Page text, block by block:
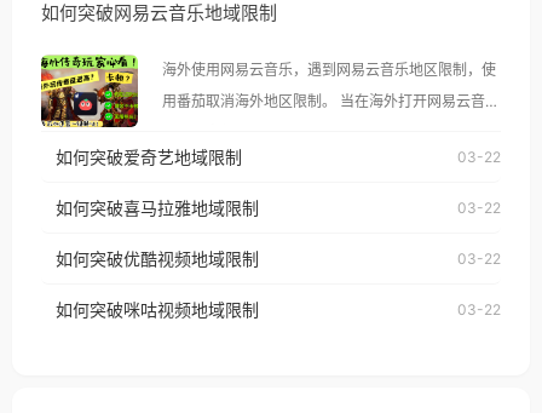
示语。 海外用户如香港、澳门、台湾、美国、加拿
像其他音乐平台一样，出现地区及版权限制问题，且
仅能在中国大陆地区播放。 遇到这个问题的朋友们，
使用番茄回国加速器，即可解决「海外用户收听腾讯
台湾、美国、加拿大、澳大利亚、欧洲等国家和地区
权限制所困扰。
如何突破网易云音乐地域限制
海外使用网易云音乐，遇到网易云音乐地区限制，使
用番茄取消海外地区限制。 当在海外打开网易云音
播放”的提示语。 海外用户如香港、澳门、台湾、美
国、加拿大、澳大利亚、欧洲等国家和地区时，网易
制问题，且仅能在中国大陆地区播放。 遇到这个问题
户收听网易云音乐地区版权限制」的问题，无论人在
如何突破爱奇艺地域限制 03-22
如何突破喜马拉雅地域限制 03-22
如何突破优酷视频地域限制 03-22
如何突破咪咕视频地域限制 03-22